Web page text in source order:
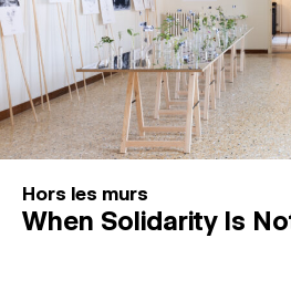
Hors les murs
When Solidarity Is